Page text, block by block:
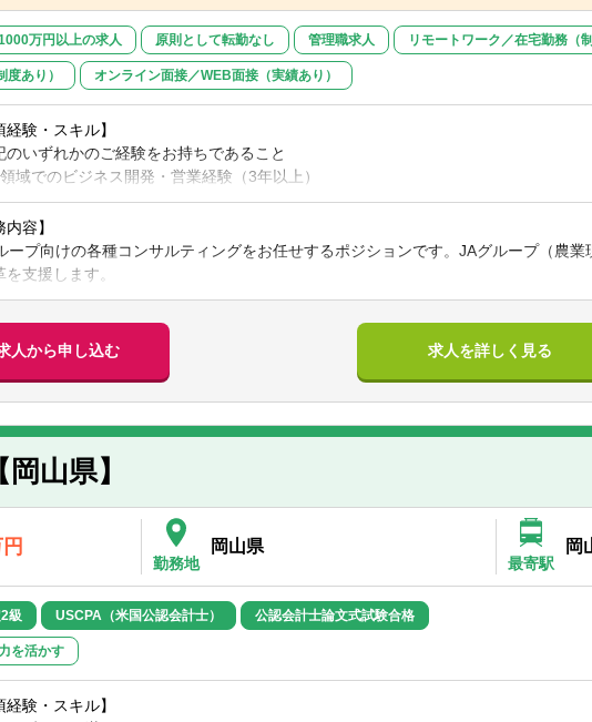
るクライアント＞
省庁、地方自治体
政法人、国公立大学法人、地方独立行政法人
関、学校法人、農業協同組合 他
役割、訴求ポイント】
実性が増す環境下の中で、これまでの社会システムや一企業、一組織だけで社会課
特に、社会システムをこれまで作り上げていたパブリックセクターの主要プレイヤ
題解決に貢献します
現に向けて勤務地を問わず全国のクライアントを縦横無尽に駆け回りクライアン
しています
プロジェクトがあり、多くのプロジェクトに関与し、幅広くコンサルタントとし
です
まで私たちが暮らしてきた日本の社会・地域に対して「ビジネス」として課題解決
の基盤
性」「クライアント内部の理解」が必要となる監査業務が中長期での課題解決に取
からの信頼感を構築しています。
的な基盤
組織が短期的成果に執着するようになり、腰を据えて課題解決に取り組むことや、
資することが難しい中で、ストックビジネスである監査業務が財務的な基盤を構築
名古屋・大阪・福岡を拠点に、全国一体で、事業部を運営しています。各拠点の
一丸となり、日本全体に対して社会的インパクトを与えられる体制を整備するためで
は、公認会計士だけでなく、中央省庁出身者、地方自治体出身者、コンサルティン
融機関出身者、ベンチャー企業出身者など多様な背景を持つメンバーで構成されて
な背景を持つメンバーを束ねプロジェクトマネジメントの中核を担い、地域、ひい
万円以上の求人 原則として転勤なし 管理職求人 リモートワーク／在宅勤務（制
あり） オンライン面接／WEB面接（実績あり）
経験・スキル】
いずれかのご経験をお持ちであること
域でのビジネス開発・営業経験（3年以上）
連の公共政策経験（3年以上）
プレイヤーや農業行政（中央省庁等）へのコンサルティング経験（3年以上）
ルティングファームにおけるコンサルティング経験（2年以上）
強い意欲をお持ちである
の農業を変えたいという想いを持ち、農業業界の伝統的プレイヤーであるJAの変革
専門性を有するメンバーと協業できる
内容】
ープ向けの各種コンサルティングをお任せするポジションです。JAグループ（農
を支援します。
的には】
経営計画の策定
人事制度（等級、人事評価・報酬制度）、その他人事諸制度の策定
研修（マネジメント研修や人事考課者研修）の企画・実施
会計制度の構築・運用
管理や行動変革に資する管理会計の高度化支援 例：場所別・部署別の管理会計
員の意識や満足度の現状分析、アンケート設計・インタビュー、集計結果レポーテ
（業務プロセス改革）による現状課題の洗い出し
システム導入支援、DX化に伴う組織文化改革の推進
コンサルティング対象は「経営、会計、人事、IT等」であり、「農業」そのもので
の米騒動を契機に改めて日本における農業のあり方・持続可能性が社会課題として
人から申し込む 求人を詳しく見る
山県】
勤務地
岡山県
最寄駅
岡
級 USCPA（米国公認会計士） 公認会計士論文式試験合格
を活かす
経験・スキル】